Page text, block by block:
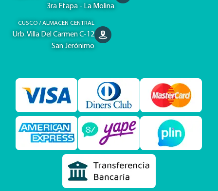
3ra Etapa - La Molina
CUSCO / ALMACEN CENTRAL
Urb. Villa Del Carmen C-12
San Jerónimo